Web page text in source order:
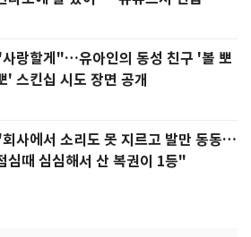
랑할게"…유아인의 동성 친구 '볼 뽀
' 스킨십 시도 장면 공개
사에서 소리도 못 지르고 발만 동동…
심때 심심해서 산 복권이 1등"